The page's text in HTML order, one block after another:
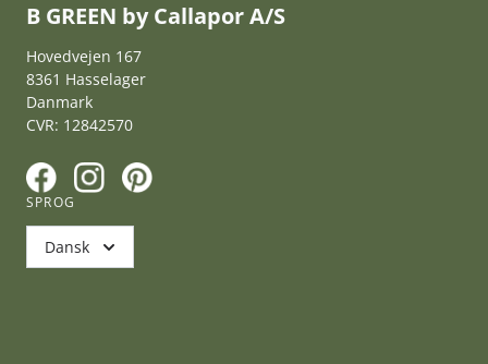
B GREEN by Callapor A/S
Hovedvejen 167
8361 Hasselager
Danmark
CVR: 12842570
F I P
SPROG
Dansk